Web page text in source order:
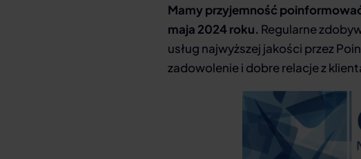
Mamy przyjemność
maja 2024 roku. Regularne
usług najwyższej jakości przez
zadowolenie i dobre relacje z